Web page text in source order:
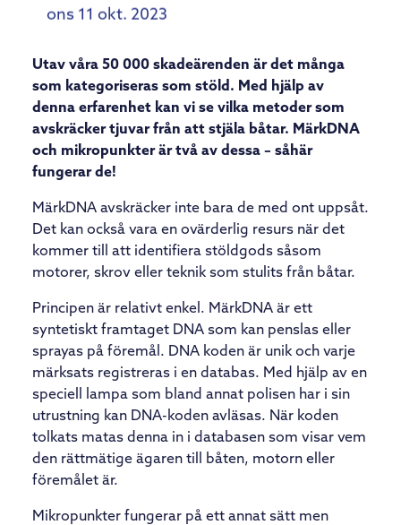
ons 11 okt. 2023
Utav våra 50 000 skadeärenden är det många
som kategoriseras som stöld. Med hjälp av
denna erfarenhet kan vi se vilka metoder som
avskräcker tjuvar från att stjäla båtar. MärkDNA
och mikropunkter är två av dessa – såhär
fungerar de!
MärkDNA avskräcker inte bara de med ont uppsåt.
Det kan också vara en ovärderlig resurs när det
kommer till att identifiera stöldgods såsom
motorer, skrov eller teknik som stulits från båtar.
Principen är relativt enkel. MärkDNA är ett
syntetiskt framtaget DNA som kan penslas eller
sprayas på föremål. DNA koden är unik och varje
märksats registreras i en databas. Med hjälp av en
speciell lampa som bland annat polisen har i sin
utrustning kan DNA-koden avläsas. När koden
tolkats matas denna in i databasen som visar vem
den rättmätige ägaren till båten, motorn eller
föremålet är.
Mikropunkter fungerar på ett annat sätt men